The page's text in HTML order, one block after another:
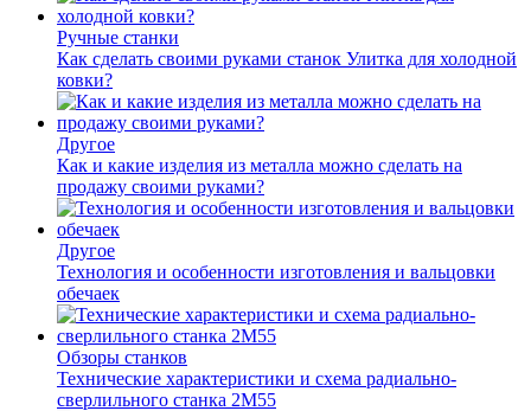
Ручные станки
Как сделать своими руками станок Улитка для холодной
ковки?
Другое
Как и какие изделия из металла можно сделать на
продажу своими руками?
Другое
Технология и особенности изготовления и вальцовки
обечаек
Обзоры станков
Технические характеристики и схема радиально-
сверлильного станка 2М55